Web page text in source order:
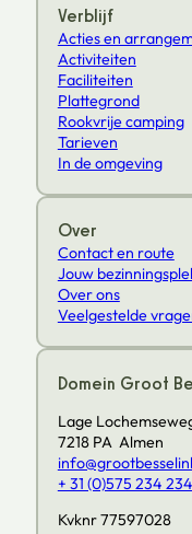
Verblijf
Acties en
Activiteiten
Faciliteiten
Plattegrond
Rookvrije camping
Tarieven
In de omgeving
Over
Contact en route
Jouw
Over ons
Veelgestelde
Domein Groot
Lage
7218 PA Almen
+ 31 (0)575 234 234
Kvknr 77597028